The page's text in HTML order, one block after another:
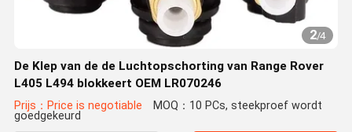
2/4
De Klep van de de Luchtopschorting van Range Rover
L405 L494 blokkeert OEM LR070246
Prijs：Price is negotiable MOQ：10 PCs, steekproef wordt
goedgekeurd